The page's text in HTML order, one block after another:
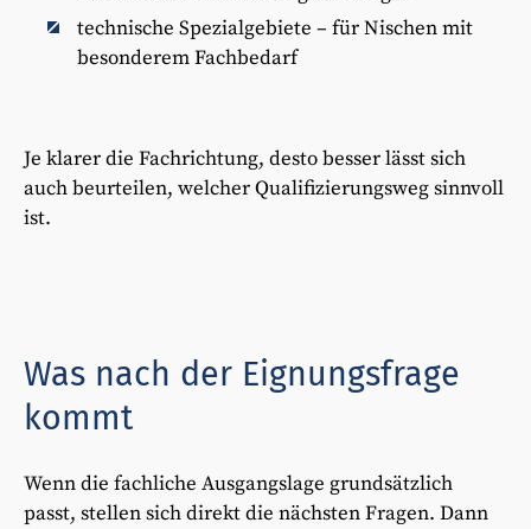
technische Spezialgebiete – für Nischen mit
besonderem Fachbedarf
Je klarer die Fachrichtung, desto besser lässt sich
auch beurteilen, welcher Qualifizierungsweg sinnvoll
ist.
Was nach der Eignungsfrage
kommt
Wenn die fachliche Ausgangslage grundsätzlich
passt, stellen sich direkt die nächsten Fragen. Dann